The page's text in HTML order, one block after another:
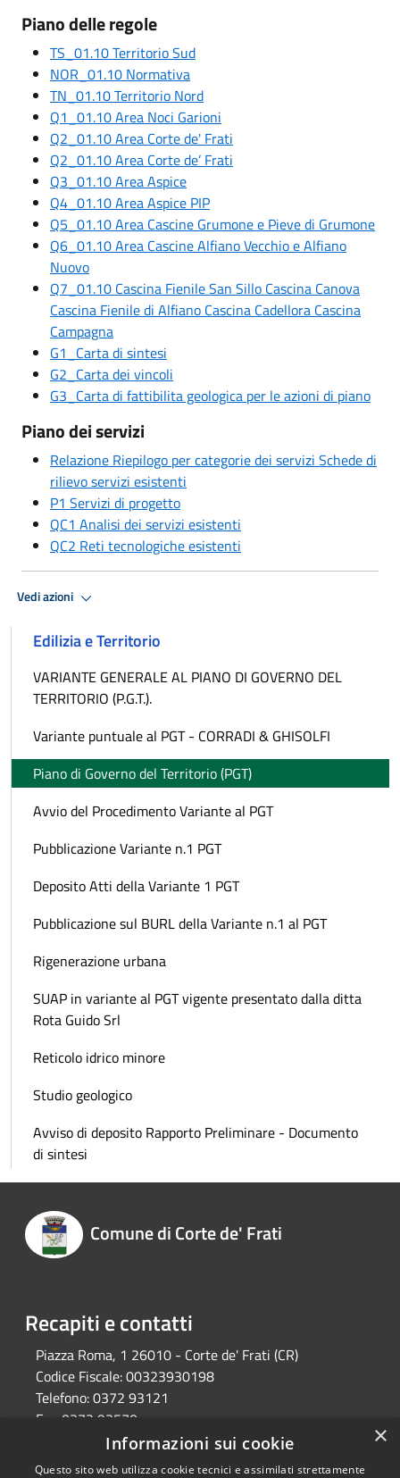
Piano delle regole
TS_01.10 Territorio Sud
NOR_01.10 Normativa
TN_01.10 Territorio Nord
Q1_01.10 Area Noci Garioni
Q2_01.10 Area Corte de' Frati
Q2_01.10 Area Corte de’ Frati
Q3_01.10 Area Aspice
Q4_01.10 Area Aspice PIP
Q5_01.10 Area Cascine Grumone e Pieve di Grumone
Q6_01.10 Area Cascine Alfiano Vecchio e Alfiano
Nuovo
Q7_01.10 Cascina Fienile San Sillo Cascina Canova
Cascina Fienile di Alfiano Cascina Cadellora Cascina
Campagna
G1_Carta di sintesi
G2_Carta dei vincoli
G3_Carta di fattibilita geologica per le azioni di piano
Piano dei servizi
Relazione Riepilogo per categorie dei servizi Schede di
rilievo servizi esistenti
P1 Servizi di progetto
QC1 Analisi dei servizi esistenti
QC2 Reti tecnologiche esistenti
Vedi azioni
Edilizia e Territorio
VARIANTE GENERALE AL PIANO DI GOVERNO DEL
TERRITORIO (P.G.T.).
Variante puntuale al PGT - CORRADI & GHISOLFI
Piano di Governo del Territorio (PGT)
Avvio del Procedimento Variante al PGT
Pubblicazione Variante n.1 PGT
Deposito Atti della Variante 1 PGT
Pubblicazione sul BURL della Variante n.1 al PGT
Rigenerazione urbana
SUAP in variante al PGT vigente presentato dalla ditta
Rota Guido Srl
Reticolo idrico minore
Studio geologico
Avviso di deposito Rapporto Preliminare - Documento
di sintesi
Comune di Corte de' Frati
Recapiti e contatti
Piazza Roma, 1 26010 - Corte de' Frati (CR)
Codice Fiscale:00323930198
Telefono:0372 93121
Fax:
0372 93570
info@comune.cortedefrati.cr.it
Pec:
comune.cortedefrati.cr@pec.it
×
Informazioni sui cookie
Questo sito web utilizza cookie tecnici e assimilati strettamente